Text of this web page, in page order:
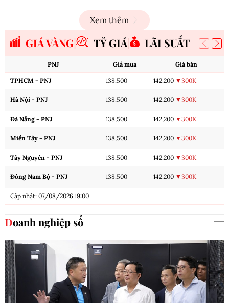
Xem thêm
GIÁ VÀNG TỶ GIÁ LÃI SUẤT
PNJ Giá mua Giá bán
TPHCM - PNJ 138,500 142,200 ▼300K
Hà Nội - PNJ 138,500 142,200 ▼300K
Đà Nẵng - PNJ 138,500 142,200 ▼300K
Miền Tây - PNJ 138,500 142,200 ▼300K
Tây Nguyên - PNJ 138,500 142,200 ▼300K
Đông Nam Bộ - PNJ 138,500 142,200 ▼300K
Cập nhật: 07/08/2026 19:00
Doanh nghiệp số